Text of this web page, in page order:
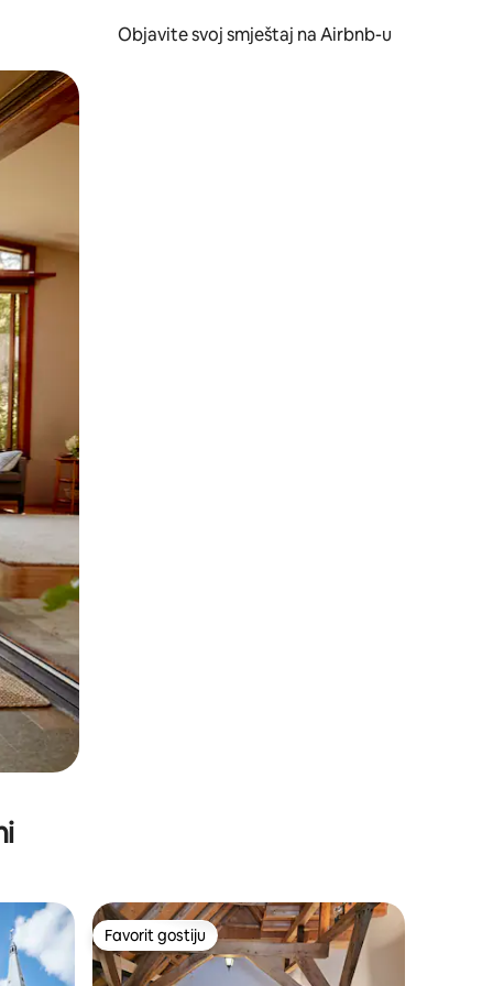
Objavite svoj smještaj na Airbnb-u
prevlačenjem.
Favorit gostiju
Favorit gostiju